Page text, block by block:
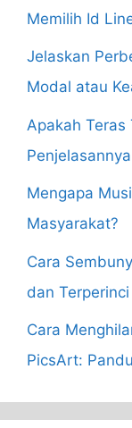
Memilih Id
Jelaskan
Modal atau
Apakah Teras
Mengapa
Masyarakat?
Cara
dan Terperinci
Cara
PicsArt: